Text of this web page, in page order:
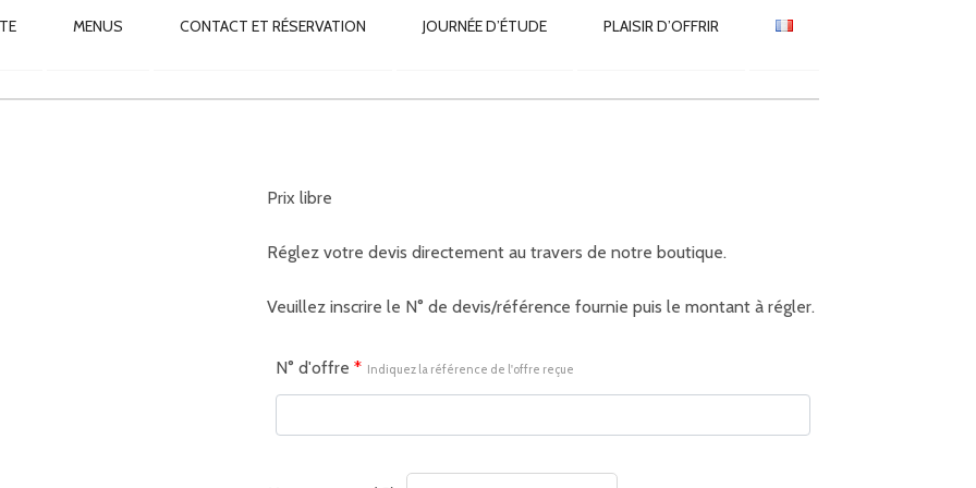
MENUS CONTACT ET RÉSERVATION JOURNÉE D’ÉTUDE PLAISIR D’OFFRIR
Prix libre
Réglez votre devis directement au travers de notre boutique.
Veuillez inscrire le N° de devis/référence fournie puis le montant à régler.
N° d'offre * Indiquez la référence de l'offre reçue